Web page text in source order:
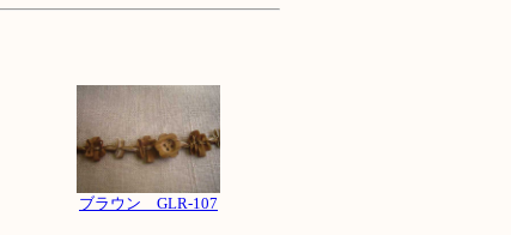
ブラウン GLR-107